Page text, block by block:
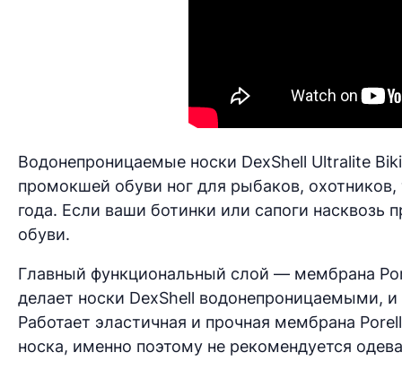
Водонепроницаемые носки DexShell Ultralite
промокшей обуви ног для рыбаков,
года. Если ваши ботинки или сапоги насквозь
обуви.
Главный функциональный слой — мембрана
делает носки DexShell водонепроницаемыми,
Работает эластичная и прочная мембрана
носка, именно поэтому не рекомендуется